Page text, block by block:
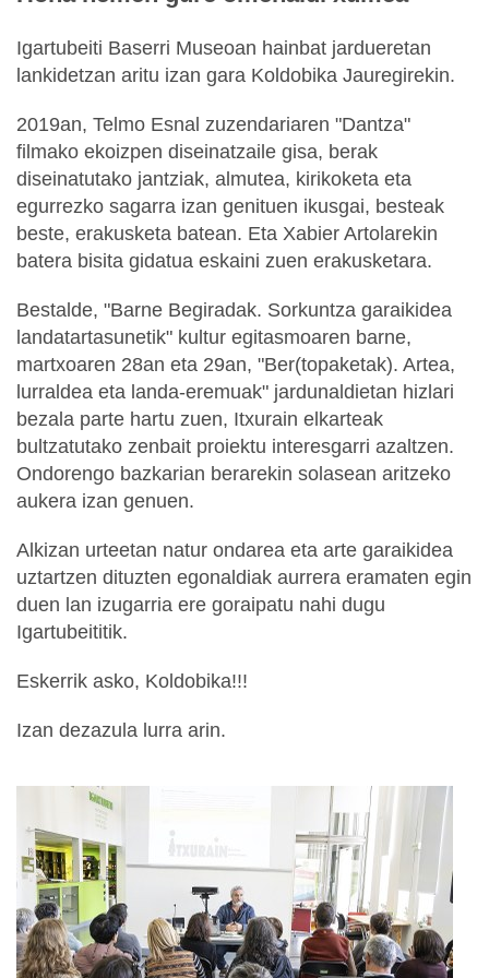
Igartubeiti Baserri Museoan hainbat jardueretan
lankidetzan aritu izan gara Koldobika Jauregirekin.
2019an, Telmo Esnal zuzendariaren "Dantza"
filmako ekoizpen diseinatzaile gisa, berak
diseinatutako jantziak, almutea, kirikoketa eta
egurrezko sagarra izan genituen ikusgai, besteak
beste, erakusketa batean. Eta Xabier Artolarekin
batera bisita gidatua eskaini zuen erakusketara.
Bestalde, "Barne Begiradak. Sorkuntza garaikidea
landatartasunetik" kultur egitasmoaren barne,
martxoaren 28an eta 29an, "Ber(topaketak). Artea,
lurraldea eta landa-eremuak" jardunaldietan hizlari
bezala parte hartu zuen, Itxurain elkarteak
bultzatutako zenbait proiektu interesgarri azaltzen.
Ondorengo bazkarian berarekin solasean aritzeko
aukera izan genuen.
Alkizan urteetan natur ondarea eta arte garaikidea
uztartzen dituzten egonaldiak aurrera eramaten egin
duen lan izugarria ere goraipatu nahi dugu
Igartubeititik.
Eskerrik asko, Koldobika!!!
Izan dezazula lurra arin.